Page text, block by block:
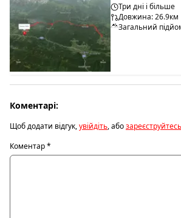
Три дні і більше
Довжина: 26.9км
Загальний
Коментарі:
Щоб додати відгук,увійдіть, абозареєструйтесь
Коментар*